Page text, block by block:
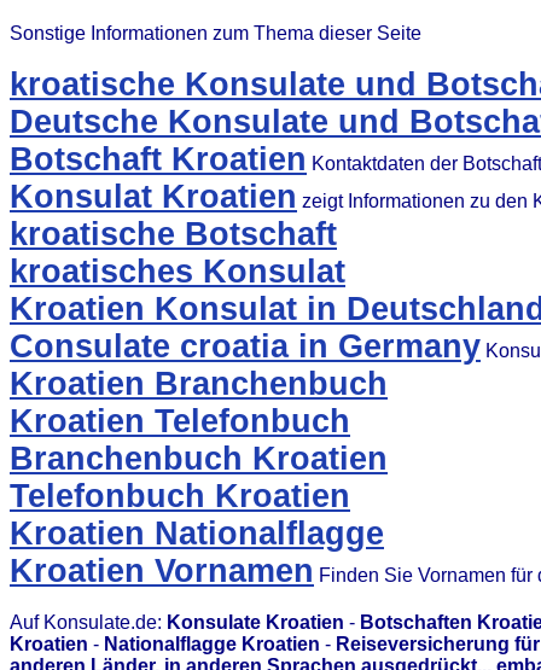
Sonstige Informationen zum Thema dieser Seite
kroatische Konsulate und
Deutsche Konsulate und
Botschaft Kroatien Kontaktdaten der
Konsulat Kroatien zeigt Informationen zu den
kroatische Botschaft
kroatisches Konsulat
Kroatien Konsulat in
Consulate croatia in Germany
Kroatien Branchenbuch
Kroatien Telefonbuch
Branchenbuch Kroatien
Telefonbuch Kroatien
Kroatien Nationalflagge
Kroatien Vornamen Finden Sie Vornamen für
Auf Konsulate.de: Konsulate Kroatien - Botschaften
Kroatien - Nationalflagge Kroatien - Reiseversicherung
anderen Länder, in anderen Sprachen ausgedrückt...